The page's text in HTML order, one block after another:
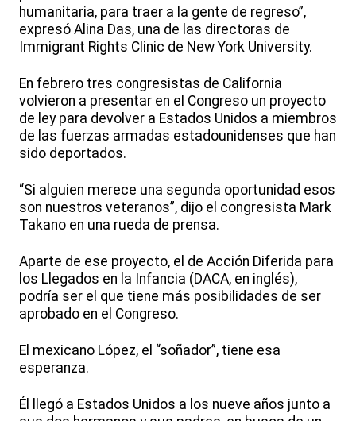
humanitaria, para traer a la gente de regreso”,
expresó Alina Das, una de las directoras de
Immigrant Rights Clinic de New York University.
En febrero tres congresistas de California
volvieron a presentar en el Congreso un proyecto
de ley para devolver a Estados Unidos a miembros
de las fuerzas armadas estadounidenses que han
sido deportados.
“Si alguien merece una segunda oportunidad esos
son nuestros veteranos”, dijo el congresista Mark
Takano en una rueda de prensa.
Aparte de ese proyecto, el de Acción Diferida para
los Llegados en la Infancia (DACA, en inglés),
podría ser el que tiene más posibilidades de ser
aprobado en el Congreso.
El mexicano López, el “soñador”, tiene esa
esperanza.
Él llegó a Estados Unidos a los nueve años junto a